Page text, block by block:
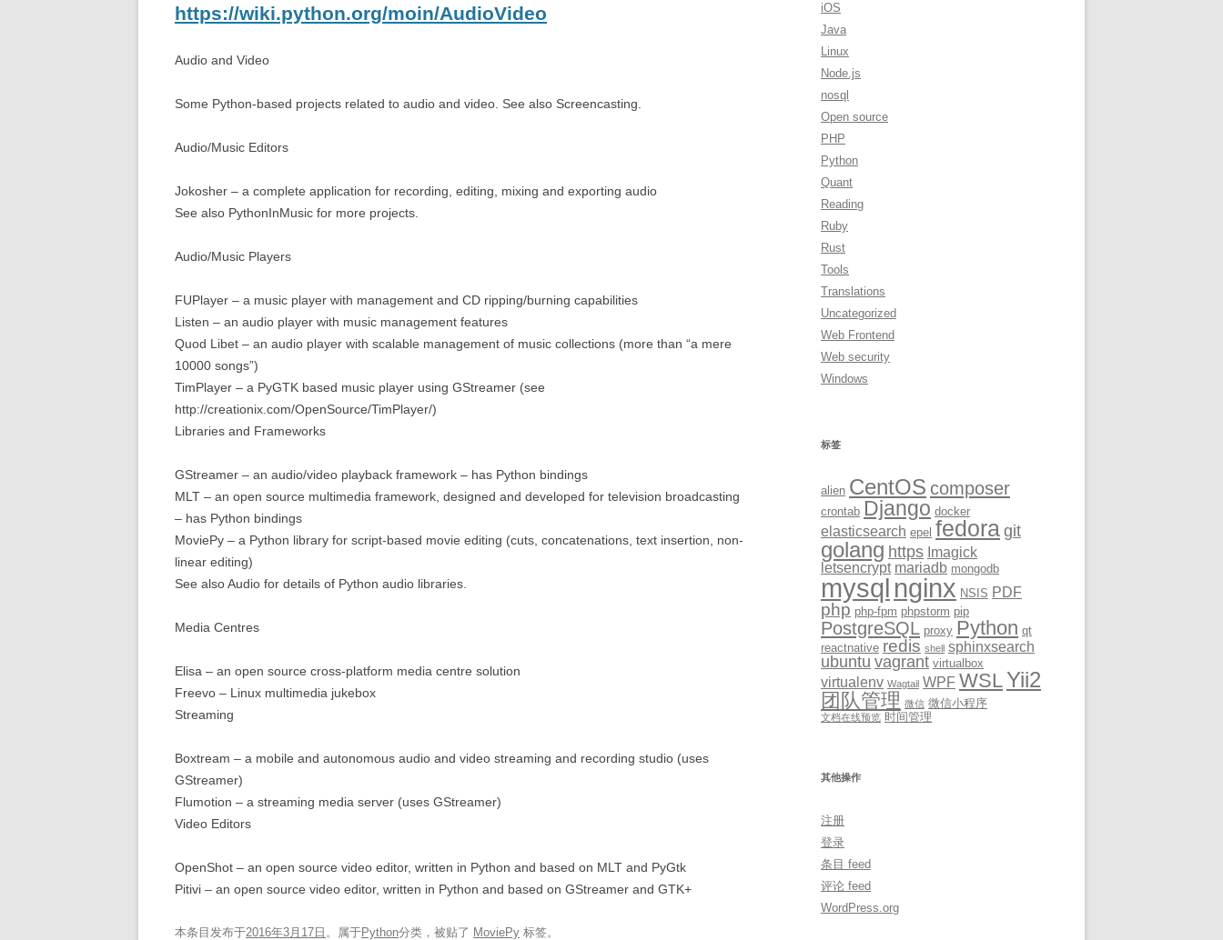
https://wiki.python.org/moin/AudioVideo
Audio and Video
Some Python-based projects related to audio and video. See also Screencasting.
Audio/Music Editors
Jokosher – a complete application for recording, editing, mixing and exporting audio
See also PythonInMusic for more projects.
Audio/Music Players
FUPlayer – a music player with management and CD ripping/burning capabilities
Listen – an audio player with music management features
Quod Libet – an audio player with scalable management of music collections (more than “a mere
10000 songs”)
TimPlayer – a PyGTK based music player using GStreamer (see
http://creationix.com/OpenSource/TimPlayer/)
Libraries and Frameworks
GStreamer – an audio/video playback framework – has Python bindings
MLT – an open source multimedia framework, designed and developed for television broadcasting
– has Python bindings
MoviePy – a Python library for script-based movie editing (cuts, concatenations, text insertion, non-
linear editing)
See also Audio for details of Python audio libraries.
Media Centres
Elisa – an open source cross-platform media centre solution
Freevo – Linux multimedia jukebox
Streaming
Boxtream – a mobile and autonomous audio and video streaming and recording studio (uses
GStreamer)
Flumotion – a streaming media server (uses GStreamer)
Video Editors
OpenShot – an open source video editor, written in Python and based on MLT and PyGtk
Pitivi – an open source video editor, written in Python and based on GStreamer and GTK+
本条目发布于2016年3月17日 。属于Python分类，被贴了 MoviePy 标签。
iOS
Java
Linux
Node.js
nosql
Open source
PHP
Python
Quant
Reading
Ruby
Rust
Tools
Translations
Uncategorized
Web Frontend
Web security
Windows
标签
alien CentOS composer
crontab Django docker
elasticsearch epel fedora git
golang https Imagick
letsencrypt mariadb mongodb
mysql nginx NSIS PDF
php php-fpm phpstorm pip
PostgreSQL proxy Python qt
reactnative redis shell sphinxsearch
ubuntu vagrant virtualbox
virtualenv Wagtail WPF WSLYii2
团队管理 微信 微信小程序
文档在线预览 时间管理
其他操作
注册
登录
条目 feed
评论 feed
WordPress.org